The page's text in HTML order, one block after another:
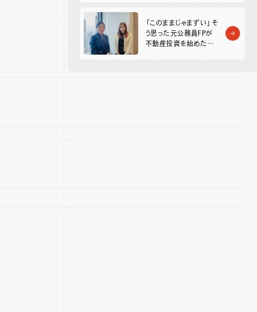
「このままじゃまずい」そ
う思った元公務員FPが
不動産投資を始めた理